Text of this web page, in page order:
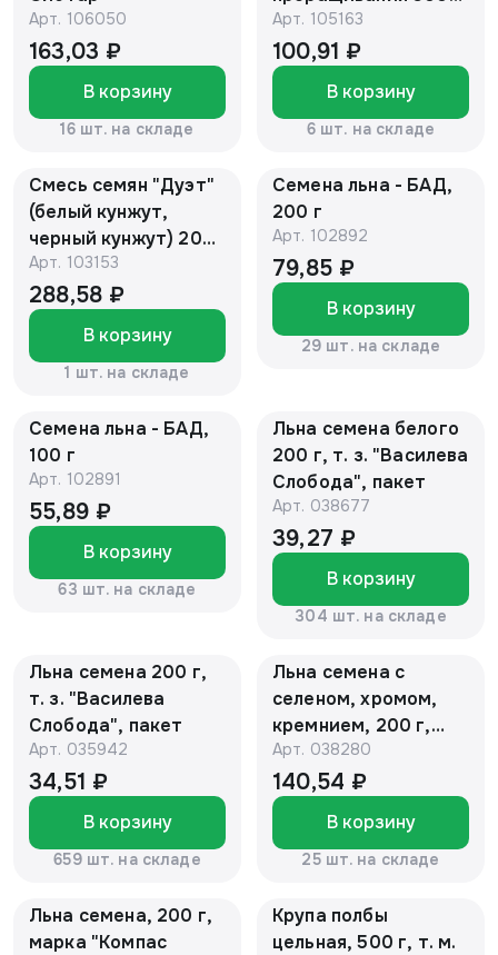
Арт. 106050
163,03 ₽
В корзину
16 шт. на складе
пачка Образ Жизни
**
Арт. 105163
100,91 ₽
В корзину
6 шт. на складе
Смесь семян "Дуэт"
(белый кунжут,
черный кунжут) 200
г, ТМ "Древо Жизни"
Арт. 103153
288,58 ₽
В корзину
1 шт. на складе
Семена льна - БАД,
200 г
Арт. 102892
79,85 ₽
В корзину
29 шт. на складе
Семена льна - БАД,
100 г
Арт. 102891
55,89 ₽
В корзину
63 шт. на складе
Льна семена белого
200 г, т. з. "Василева
Слобода", пакет
Арт. 038677
39,27 ₽
В корзину
304 шт. на складе
Льна семена 200 г,
т. з. "Василева
Слобода", пакет
Арт. 035942
34,51 ₽
В корзину
659 шт. на складе
Льна семена с
селеном, хромом,
кремнием, 200 г,
марка "Компас
Здоровья"
Арт. 038280
140,54 ₽
В корзину
25 шт. на складе
Льна семена, 200 г,
марка "Компас
Крупа полбы
цельная, 500 г, т. м.